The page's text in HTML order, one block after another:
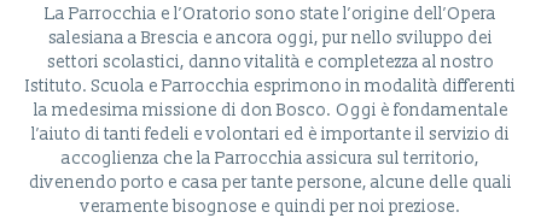
La Parrocchia e l’Oratorio sono state l’origine dell’Opera
salesiana a Brescia e ancora oggi, pur nello sviluppo dei
settori scolastici, danno vitalità e completezza al nostro
Istituto. Scuola e Parrocchia esprimono in modalità differenti
la medesima missione di don Bosco. Oggi è fondamentale
l’aiuto di tanti fedeli e volontari ed è importante il servizio di
accoglienza che la Parrocchia assicura sul territorio,
divenendo porto e casa per tante persone, alcune delle quali
veramente bisognose e quindi per noi preziose.